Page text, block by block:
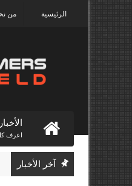
من الرئيسية
الأخبار
اعرف
آخر الأخبار